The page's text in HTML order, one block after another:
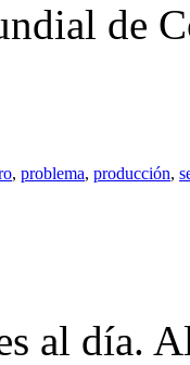
de
, problema, producción,
al día.